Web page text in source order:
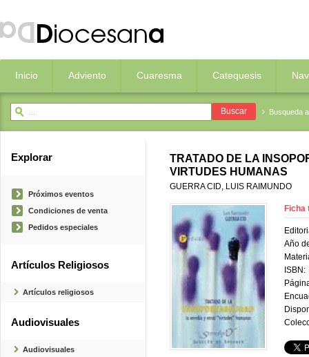
Inicio Adviento Cuaresma Catequesis
Busqueda
Explorar
Próximos eventos
Condiciones de venta
Pedidos especiales
Artículos Religiosos
Artículos religiosos
Audiovisuales
Audiovisuales
TRATADO DE LA
VIRTUDES HUMANAS
GUERRA CID, LUIS RAIMUNDO
Ficha
Año
ISBN: